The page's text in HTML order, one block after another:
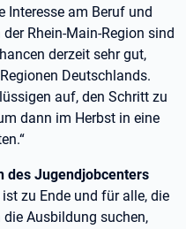
Interesse am Beruf und
Rhein-Main-Region sind
derzeit sehr gut,
Deutschlands.
auf, den Schritt zu
dann im Herbst in eine
des Jugendjobcenters
ist zu Ende und für alle, die
Ausbildung suchen,